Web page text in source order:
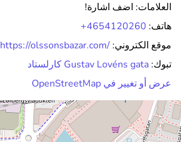
العلامات: اضف اشارة!
هاتف: +4654120260
موقع الكتروني: https://olssonsbazar.com/
تبوك: Gustav Lovéns gata كارلستاد
عرض أو تغيير في OpenStreetMap